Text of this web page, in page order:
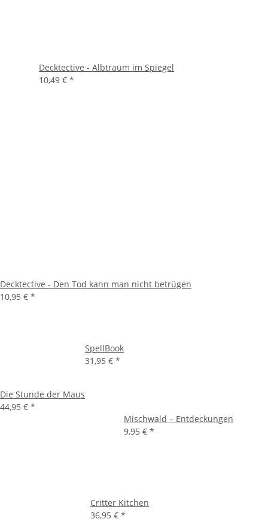
Decktective - Albtraum im Spiegel
10,49 € *
Decktective - Den Tod kann man nicht betrügen
10,95 € *
Die Stunde der Maus
44,95 € *
SpellBook
31,95 € *
Mischwald – Entdeckungen
9,95 € *
Critter Kitchen
36,95 € *